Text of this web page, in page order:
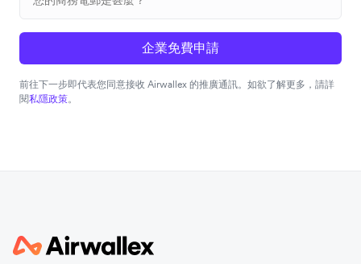
企業免費申請
前往下一步即代表您同意接收 Airwallex 的推廣通訊。如欲了解更多，請詳
閱私隱政策。